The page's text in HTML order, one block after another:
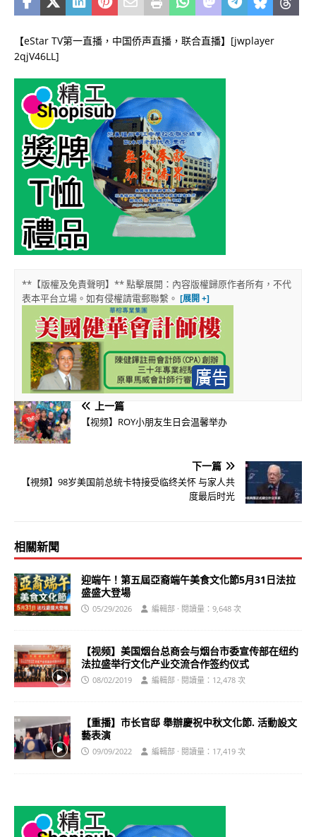
【eStar TV第一直播，中国侨声直播，联合直播】[jwplayer
2qjV46LL]
**【版權及免責聲明】** 點擊展開：內容版權歸原作者所有，不代
表本平台立場。如有侵權請電郵聯繫。
上一篇
【视频】ROY小朋友生日会温馨举办
下一篇
【視頻】98岁美国前总统卡特接受临终关怀 与家人共
度最后时光
相關新聞
迎端午！第五屆亞裔端午美食文化節5月31日法拉
盛盛大登場
05/29/2026 編輯部 · 閱讀量：9,648 次
【视频】美国烟台总商会与烟台市委宣传部在纽约
法拉盛举行文化产业交流合作签约仪式
08/02/2019 編輯部 · 閱讀量：12,478 次
【重播】市长官邸 舉辦慶祝中秋文化節. 活動設文
藝表演
09/09/2022 編輯部 · 閱讀量：17,419 次